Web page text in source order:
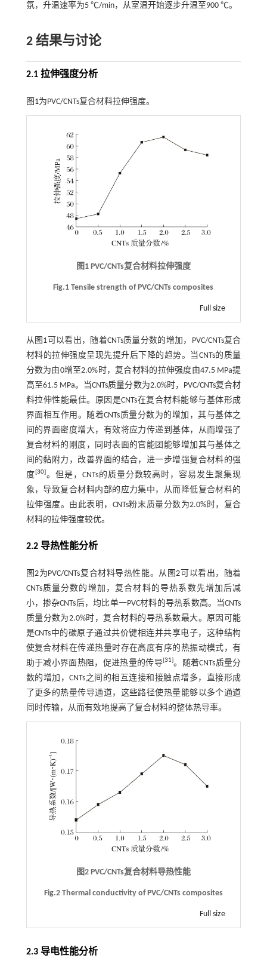
氛，升温速率为5 ℃/min，从室温开始逐步升温至900 ℃。
2 结果与讨论
2.1 拉伸强度分析
图1为PVC/CNTs复合材料拉伸强度。
图1 PVC/CNTs复合材料拉伸强度
Fig.1 Tensile strength of PVC/CNTs composites
Full size
从 图1 可以看出，随着CNTs质量分数的增加，PVC/CNTs复合
材料的拉伸强度呈现先提升后下降的趋势。当CNTs的质量
分数为由0增至2.0%时，复合材料的拉伸强度由47.5 MPa提
高至61.5 MPa。当CNTs质量分数为2.0%时，PVC/CNTs复合材
料拉伸性能最佳。原因是CNTs在复合材料能够与基体形成
界面相互作用。随着CNTs质量分数为的增加，其与基体之
间的界面密度增大，有效将应力传递到基体，从而增强了
复合材料的刚度，同时表面的官能团能够增加其与基体之
间的黏附力，改善界面的结合，进一步增强复合材料的强
度 30] 。但是，CNTs的质量分数较高时，容易发生聚集现
象，导致复合材料内部的应力集中，从而降低复合材料的
拉伸强度。由此表明，CNTs粉末质量分数为2.0%时，复合
材料的拉伸强度较优。
2.2 导热性能分析
图2为PVC/CNTs复合材料导热性能。从 图2 可以看出，随着
CNTs质量分数的增加，复合材料的导热系数先增加后减
小，掺杂CNTs后，均比单一PVC材料的导热系数高。当CNTs
质量分数为2.0%时，复合材料的导热系数最大。原因可能
是CNTs中的碳原子通过共价键相连并共享电子，这种结构
使复合材料在传递热量时存在高度有序的热振动模式，有
助于减小界面热阻，促进热量的传导 [31 。随着CNTs质量分
数的增加，CNTs之间的相互连接和接触点增多，直接形成
了更多的热量传导通道，这些路径使热量能够以多个通道
同时传输，从而有效地提高了复合材料的整体热导率。
图2 PVC/CNTs复合材料导热性能
Fig.2 Thermal conductivity of PVC/CNTs composites
Full size
2.3 导电性能分析